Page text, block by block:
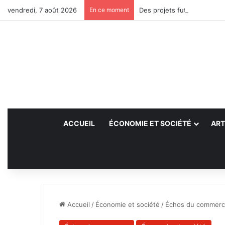
vendredi, 7 août 2026 En ce moment Des projets futurs pour les
ACCUEIL ÉCONOMIE ET SOCIÉTÉ
Accueil / Économie et société / Échos du